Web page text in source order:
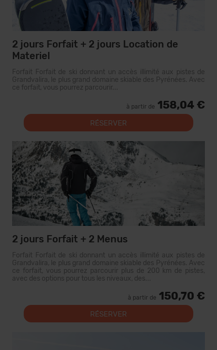
2 jours Forfait + 2 jours Location de
Materiel
Forfait Forfait de ski donnant un accès illimité aux pistes de
Grandvalira, le plus grand domaine skiable des Pyrénées. Avec
ce forfait, vous pourrez parcourir...
à partir de 158,04 €
RÉSERVER
2 jours Forfait + 2 Menus
Forfait Forfait de ski donnant un accès illimité aux pistes de
Grandvalira, le plus grand domaine skiable des Pyrénées. Avec
ce forfait, vous pourrez parcourir plus de 200 km de pistes,
avec des options pour tous les niveaux, des...
à partir de 150,70 €
RÉSERVER